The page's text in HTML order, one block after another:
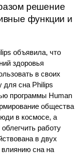
решение
функции и
объявила, что
здоровья
в своих
для сна Philips
программы Human
общества
в космосе, а
работу
в двух
сна на